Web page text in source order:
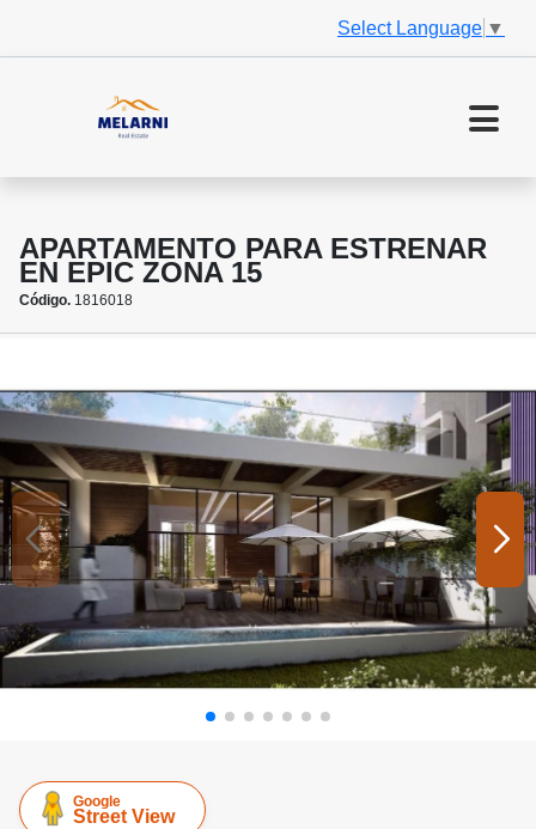
Select Language ▼
APARTAMENTO PARA ESTRENAR
EN EPIC ZONA 15
Código. 1816018
Google
Street View